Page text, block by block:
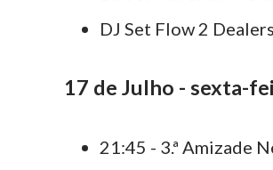
DJ Set Flow 2 Dealers
17 de Julho - sexta-
21:45 - 3.ª Amizade